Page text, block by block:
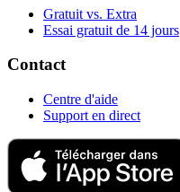
Gratuit vs. Extra
Essai gratuit de 14 jours
Contact
Centre d'aide
Support en direct